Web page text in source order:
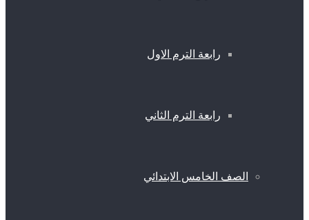
رابعة الترم الاول
رابعة الترم الثاني
الصف الخامس الابتدائي